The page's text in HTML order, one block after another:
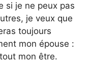
si je ne peux pas
je veux que
toujours
mon épouse :
mon être.